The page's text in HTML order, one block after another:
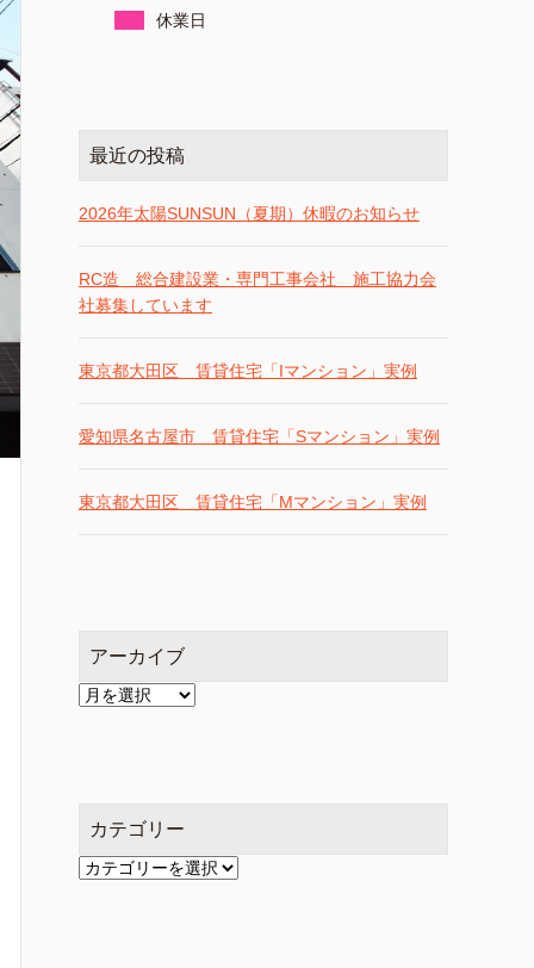
休業日
最近の投稿
2026年太陽SUNSUN（夏期）休暇のお知らせ
RC造 総合建設業・専門工事会社 施工協力会
社募集しています
東京都大田区 賃貸住宅「Iマンション」実例
愛知県名古屋市 賃貸住宅「Sマンション」実例
東京都大田区 賃貸住宅「Mマンション」実例
アーカイブ
ア
カテゴリー
カ